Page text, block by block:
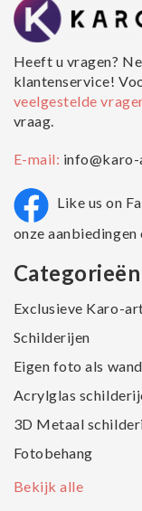
Heeft u vragen?
klantenservice!
veelgestelde
vraag.
E-mail:
Like us on
onze
Categorieën
Exclusieve Karo-
Schilderijen
Eigen foto als
Acrylglas
3D Metaal
Fotobehang
Bekijk alle